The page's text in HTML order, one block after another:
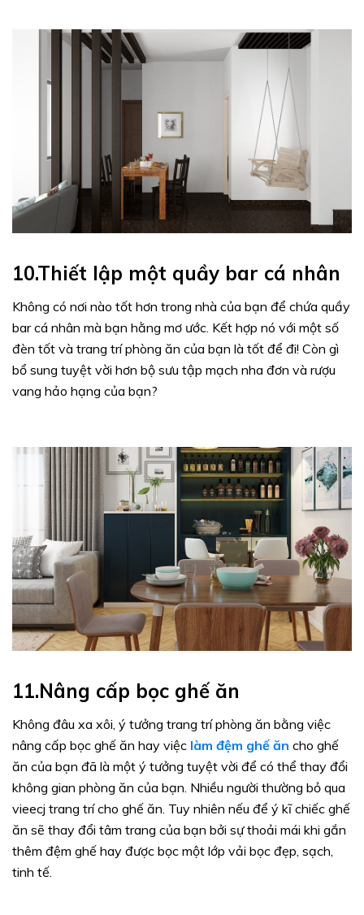
10.Thiết lập một quầy bar cá nhân
Không có nơi nào tốt hơn trong nhà của bạn để chứa quầy
bar cá nhân mà bạn hằng mơ ước. Kết hợp nó với một số
đèn tốt và trang trí phòng ăn của bạn là tốt để đi! Còn gì
bổ sung tuyệt vời hơn bộ sưu tập mạch nha đơn và rượu
vang hảo hạng của bạn?
11.Nâng cấp bọc ghế ăn
Không đâu xa xôi, ý tưởng trang trí phòng ăn bằng việc
nâng cấp bọc ghế ăn hay việc làm đệm ghế ăn cho ghế
ăn của bạn đã là một ý tưởng tuyệt vời để có thể thay đổi
không gian phòng ăn của bạn. Nhiều người thường bỏ qua
vieecj trang trí cho ghế ăn. Tuy nhiên nếu để ý kĩ chiếc ghế
ăn sẽ thay đổi tâm trang của bạn bởi sự thoải mái khi gắn
thêm đệm ghế hay được bọc một lớp vải bọc đẹp, sạch,
tinh tế.